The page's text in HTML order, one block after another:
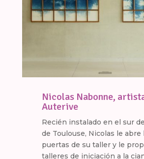
Nicolas Nabonne,
Auterive
Recién instalado en el sur
de Toulouse, Nicolas le abre
puertas de su taller y le
talleres de iniciación a la